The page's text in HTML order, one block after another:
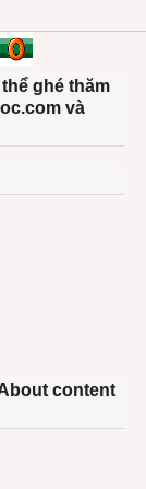
ghé thăm
và
content